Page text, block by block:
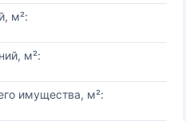
м²:
м²:
имущества, м²: